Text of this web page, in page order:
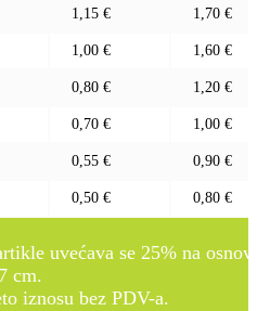
1,15 € 1,70 €
1,00 € 1,60 €
0,80 € 1,20 €
0,70 € 1,00 €
0,55 € 0,90 €
0,50 € 0,80 €
uvećava se 25% na
cm.
iznosu bez PDV-a.